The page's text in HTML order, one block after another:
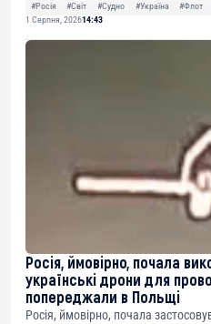
#Росія
#Світ #Судно #Україна #Флот
1 Серпня, 202614:43
Росія, ймовірно, почала
українські дрони для
попереджали в Польщі
Росія, ймовірно, почала